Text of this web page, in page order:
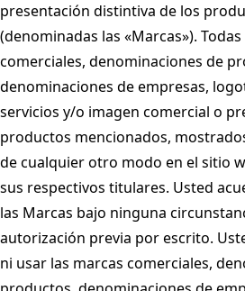
presentación distintiva de los
(denominadas las «Marcas»).
comerciales, denominaciones de
denominaciones de empresas,
servicios y/o imagen comercial o
productos mencionados,
de cualquier otro modo en el sitio
sus respectivos titulares. Usted
las Marcas bajo ninguna
autorización previa por escrito.
ni usar las marcas comerciales,